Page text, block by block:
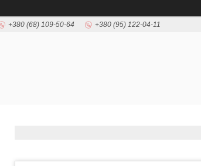
+380 (68) 109-50-64 +380 (95) 122-04-11